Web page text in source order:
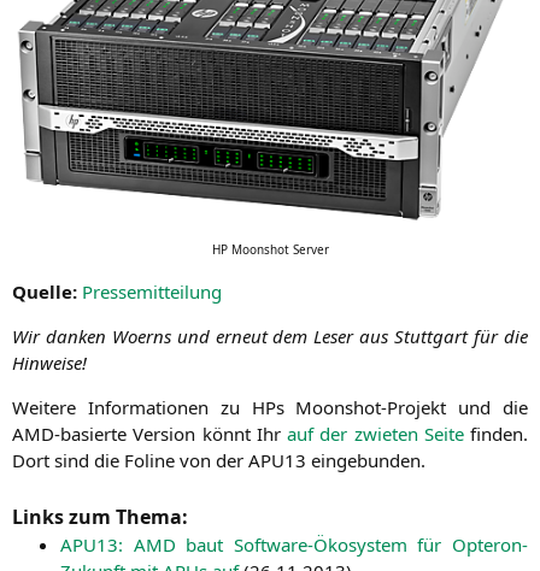
HPMoonshot Server
Quel­le: Pres­se­mit­tei­lung
Wir dan­ken Woerns und erneut dem Leser aus Stutt­gart für die
Hinweise!
Wei­te­re Infor­ma­tio­nen zu HPs Moonshot-Pro­jekt und die
AMD-basier­te Ver­si­on könnt Ihr auf der zwie­ten Sei­tefin­den.
Dort sind die Foli­ne von der APU13 eingebunden.
Links zum Thema:
APU13: AMD baut Soft­ware-Öko­sys­tem für Opte­ron-